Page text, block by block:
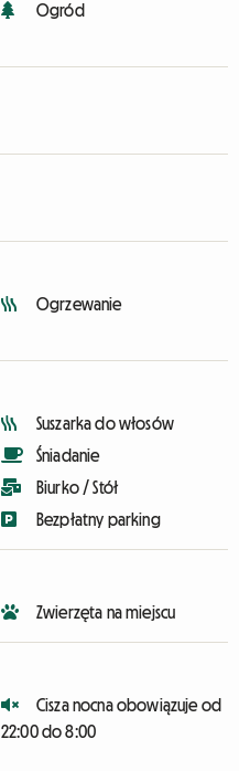
Ogród
Ogrzewanie
Suszarka do włosów
Śniadanie
Biurko / Stół
Bezpłatny parking
Zwierzęta na miejscu
Cisza nocna obowiązuje od
22:00 do 8:00